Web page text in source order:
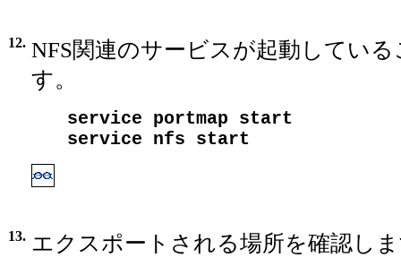
12. NFS関連のサービスが起動してい
す。
service portmap start
service nfs start
13. エクスポートされる場所を確認し